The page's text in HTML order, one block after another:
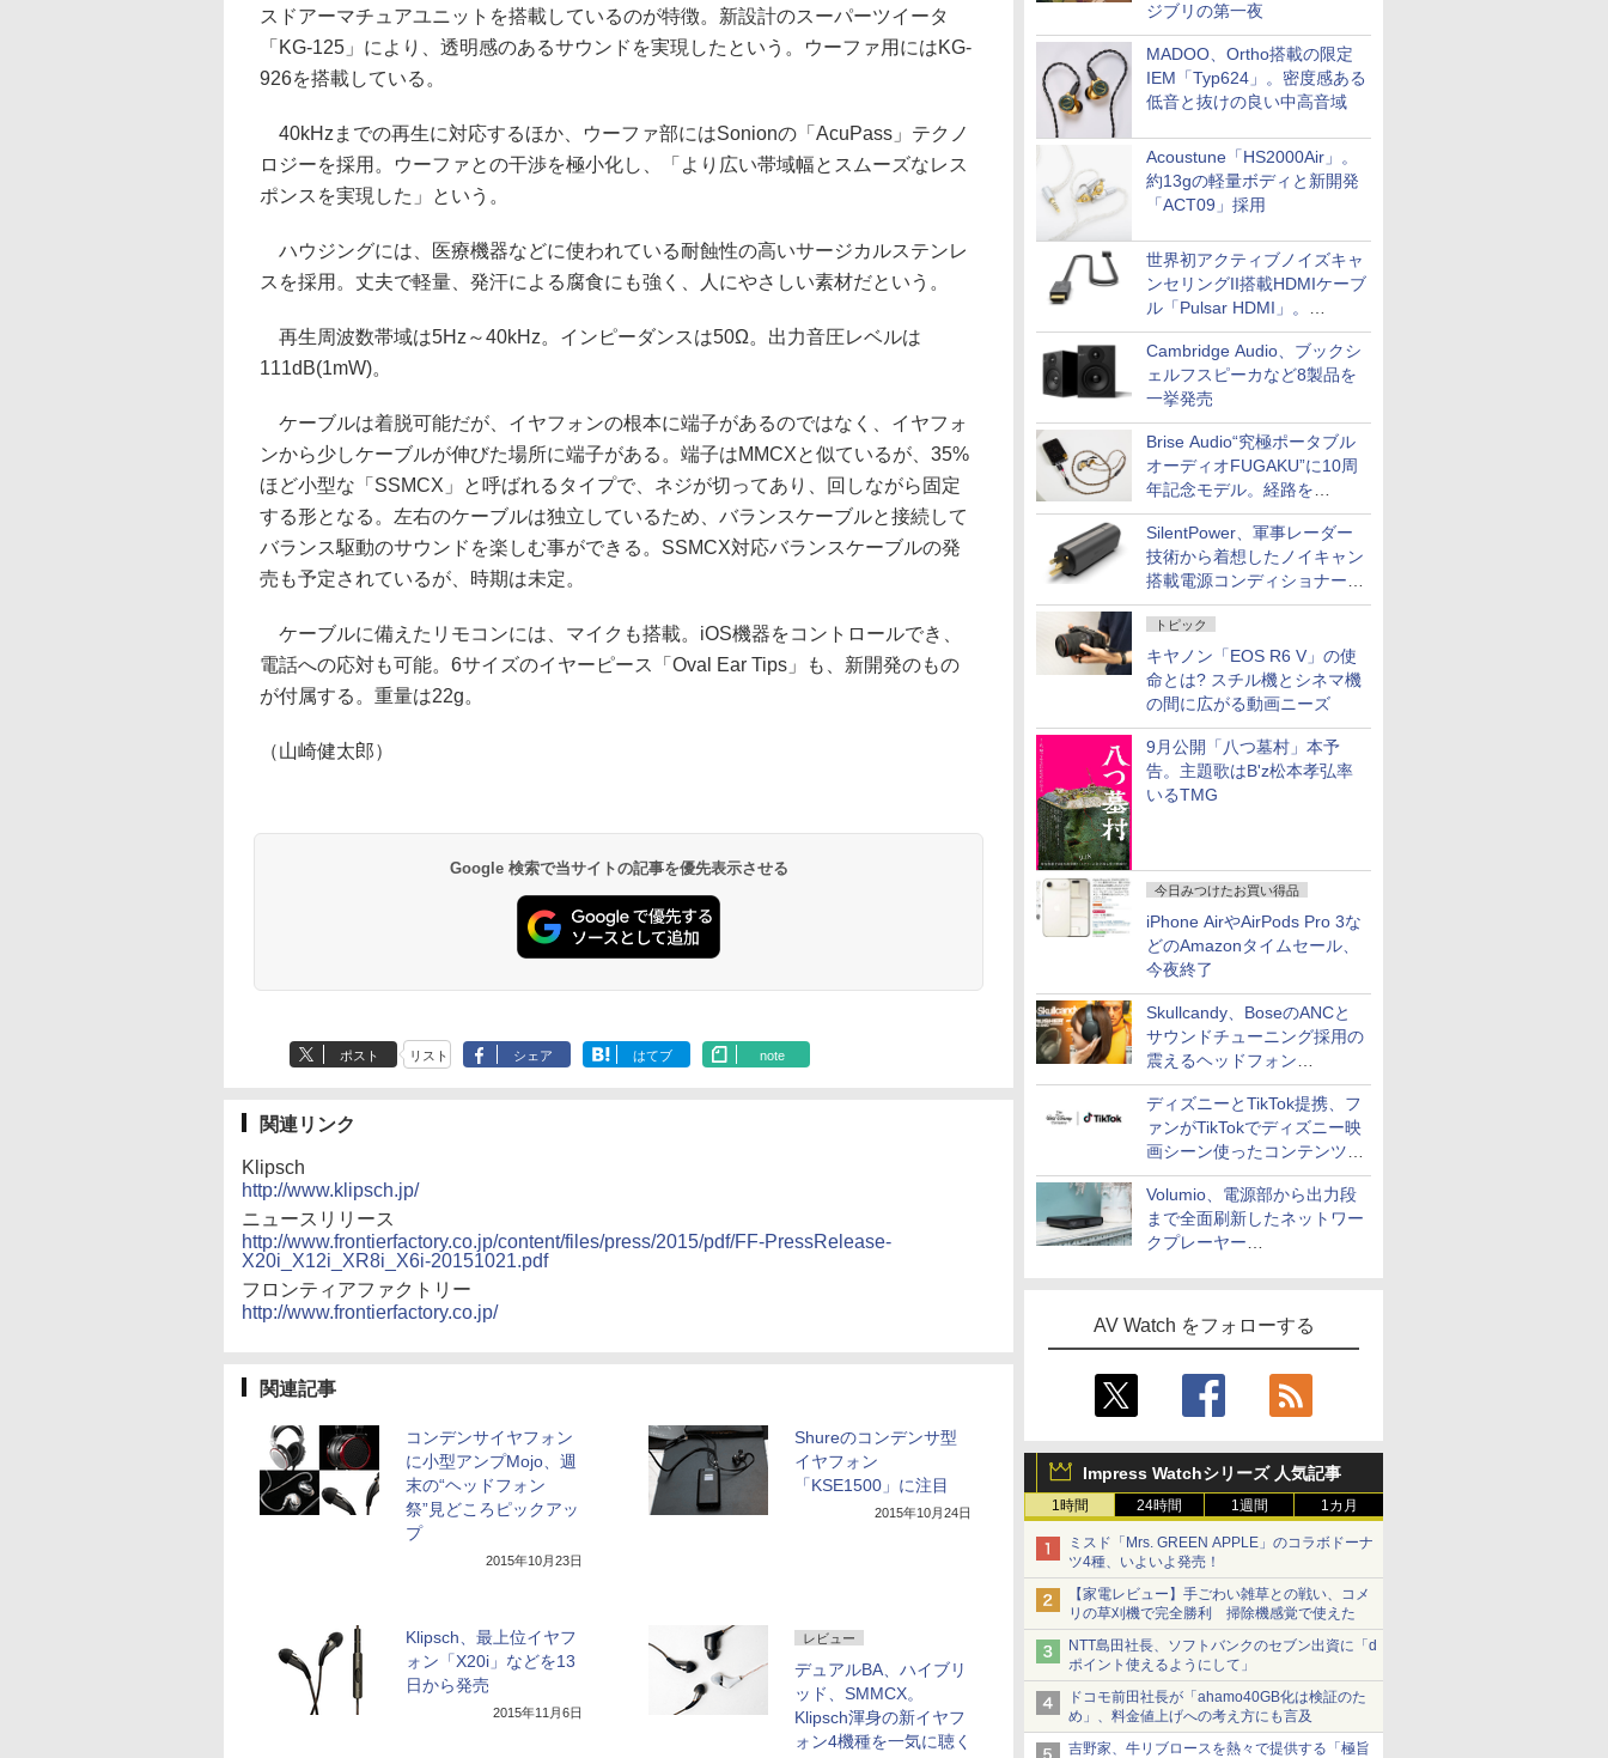
ジブリの第一夜
MADOO、Ortho搭載の限定
IEM「Typ624」。密度感ある
低音と抜けの良い中高音域
Acoustune「HS2000Air」。
約13gの軽量ボディと新開発
「ACT09」採用
世界初アクティブノイズキャ
ンセリングII搭載HDMIケーブ
ル「Pulsar HDMI」。
SilentPowerから
Cambridge Audio、ブックシ
ェルフスピーカなど8製品を
一挙発売
Brise Audio“究極ポータブル
オーディオFUGAKU”に10周
年記念モデル。経路を
NISHIKIで統一。400万円
SilentPower、軍事レーダー
技術から着想したノイキャン
搭載電源コンディショナー
「AC iPurifier2」
トピック
キヤノン「EOS R6 V」の使
命とは? スチル機とシネマ機
の間に広がる動画ニーズ
9月公開「八つ墓村」本予
告。主題歌はB'z松本孝弘率
いるTMG
今日みつけたお買い得品
iPhone AirやAirPods Pro 3な
どのAmazonタイムセール、
今夜終了
Skullcandy、BoseのANCと
サウンドチューニング採用の
震えるヘッドフォン
「Crusher 1080 ANC」
ディズニーとTikTok提携、フ
ァンがTikTokでディズニー映
画シーン使ったコンテンツ制
作、Disney+にも配信
Volumio、電源部から出力段
まで全面刷新したネットワー
クプレーヤー
AV Watch をフォローする
Impress Watchシリーズ 人気記事
1時間 24時間 1週間 1カ月
ミスド「Mrs. GREEN APPLE」のコラボドーナ
ツ4種、いよいよ発売！
【家電レビュー】手ごわい雑草との戦い、コメ
リの草刈機で完全勝利 掃除機感覚で使えた
NTT島田社長、ソフトバンクのセブン出資に「d
ポイント使えるようにして」
ドコモ前田社長が「ahamo40GB化は検証のた
め」、料金値上げへの考え方にも言及
吉野家、牛リブロースを熱々で提供する「極旨
スドアーマチュアユニットを搭載しているのが特徴。新設計のスーパーツイータ
「KG-125」により、透明感のあるサウンドを実現したという。ウーファ用にはKG-
926を搭載している。
40kHzまでの再生に対応するほか、ウーファ部にはSonionの「AcuPass」テクノ
ロジーを採用。ウーファとの干渉を極小化し、「より広い帯域幅とスムーズなレス
ポンスを実現した」という。
ハウジングには、医療機器などに使われている耐蝕性の高いサージカルステンレ
スを採用。丈夫で軽量、発汗による腐食にも強く、人にやさしい素材だという。
再生周波数帯域は5Hz～40kHz。インピーダンスは50Ω。出力音圧レベルは
111dB(1mW)。
ケーブルは着脱可能だが、イヤフォンの根本に端子があるのではなく、イヤフォ
ンから少しケーブルが伸びた場所に端子がある。端子はMMCXと似ているが、35%
ほど小型な「SSMCX」と呼ばれるタイプで、ネジが切ってあり、回しながら固定
する形となる。左右のケーブルは独立しているため、バランスケーブルと接続して
バランス駆動のサウンドを楽しむ事ができる。SSMCX対応バランスケーブルの発
売も予定されているが、時期は未定。
ケーブルに備えたリモコンには、マイクも搭載。iOS機器をコントロールでき、
電話への応対も可能。6サイズのイヤーピース「Oval Ear Tips」も、新開発のもの
が付属する。重量は22g。
（山崎健太郎）
Google 検索で当サイトの記事を優先表示させる
ポスト リスト シェア はてブ note
関連リンク
Klipsch
http://www.klipsch.jp/
ニュースリリース
http://www.frontierfactory.co.jp/content/files/press/2015/pdf/FF-PressRelease-
X20i_X12i_XR8i_X6i-20151021.pdf
フロンティアファクトリー
http://www.frontierfactory.co.jp/
関連記事
コンデンサイヤフォン
に小型アンプMojo、週
末の“ヘッドフォン
祭”見どころピックアッ
プ
2015年10月23日
Shureのコンデンサ型
イヤフォン
「KSE1500」に注目
2015年10月24日
Klipsch、最上位イヤフ
ォン「X20i」などを13
日から発売
2015年11月6日
レビュー
デュアルBA、ハイブリ
ッド、SMMCX。
Klipsch渾身の新イヤフ
ォン4機種を一気に聴く